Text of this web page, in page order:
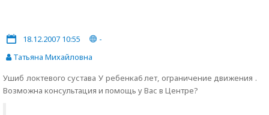
18.12.2007 10:55
-
Татьяна Михайловна
Ушиб локтевого сустава У ребенка6 лет, ограничение движения .
Возможна консультация и помощь у Вас в Центре?